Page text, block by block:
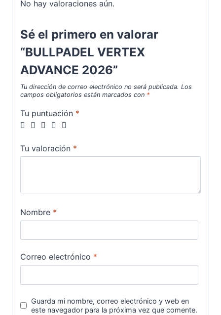
No hay valoraciones aún.
Sé el primero en valorar
“BULLPADEL VERTEX
ADVANCE 2026”
Tu dirección de correo electrónico no será publicada. Los
campos obligatorios están marcados con *
Tu puntuación *
Tu valoración *
Nombre *
Correo electrónico *
Guarda mi nombre, correo electrónico y web en
este navegador para la próxima vez que comente.